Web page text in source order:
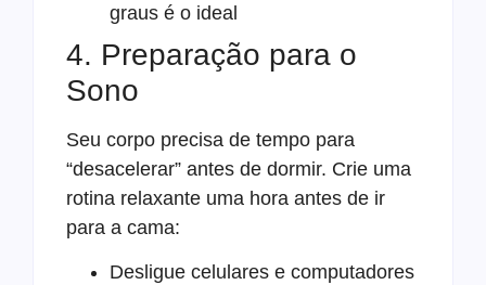
graus é o ideal
4. Preparação para o
Sono
Seu corpo precisa de tempo para
“desacelerar” antes de dormir. Crie uma
rotina relaxante uma hora antes de ir
para a cama:
Desligue celulares e computadores